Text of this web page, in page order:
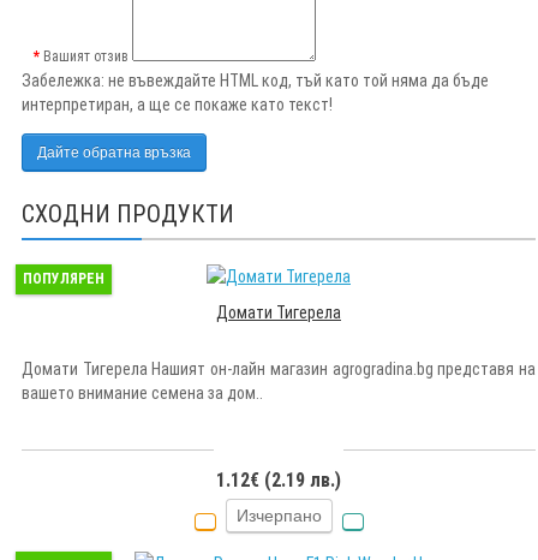
Вашият отзив
Забележка: не въвеждайте HTML код, тъй като той няма да бъде
интерпретиран, а ще се покаже като текст!
Дайте обратна връзка
СХОДНИ ПРОДУКТИ
ПОПУЛЯРЕН
Домати Тигерела
Домати Тигерела Нашият он-лайн магазин agrogradina.bg представя на
вашето внимание семена за дом..
1.12€ (2.19 лв.)
Изчерпано